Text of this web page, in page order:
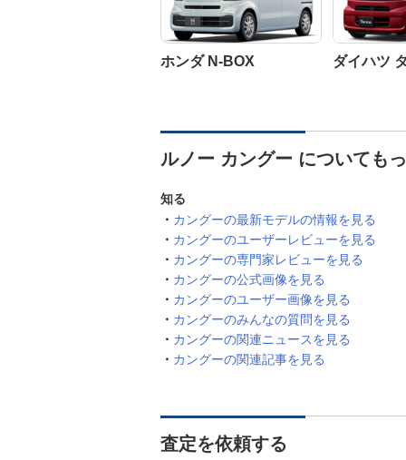
ホンダ N-BOX ダイハツ
ルノー カングー についても
知る
カングーの最新モデルの情報を見る
カングーのユーザーレビューを見る
カングーの専門家レビューを見る
カングーの公式画像を見る
カングーのユーザー画像を見る
カングーのみんなの質問を見る
カングーの関連ニュースを見る
カングーの関連記事を見る
査定を依頼する